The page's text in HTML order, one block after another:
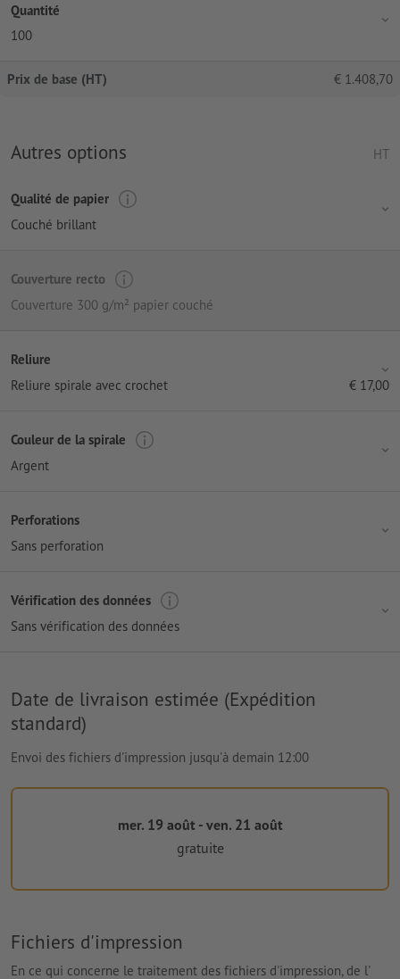
Quantité
100
Prix de base (HT) € 1.408,70
Autres options HT
Qualité de papier
Couché brillant
Couverture recto
Couverture 300 g/m² papier couché
Reliure
Reliure spirale avec crochet
€ 17,00
Couleur de la spirale
Argent
Perforations
Sans perforation
Vérification des données
Sans vérification des données
Date de livraison estimée (Expédition
standard)
Envoi des fichiers d'impression jusqu'à demain 12:00
mer. 19 août - ven. 21 août
gratuite
Fichiers d'impression
En ce qui concerne le traitement des fichiers d'impression, de l'